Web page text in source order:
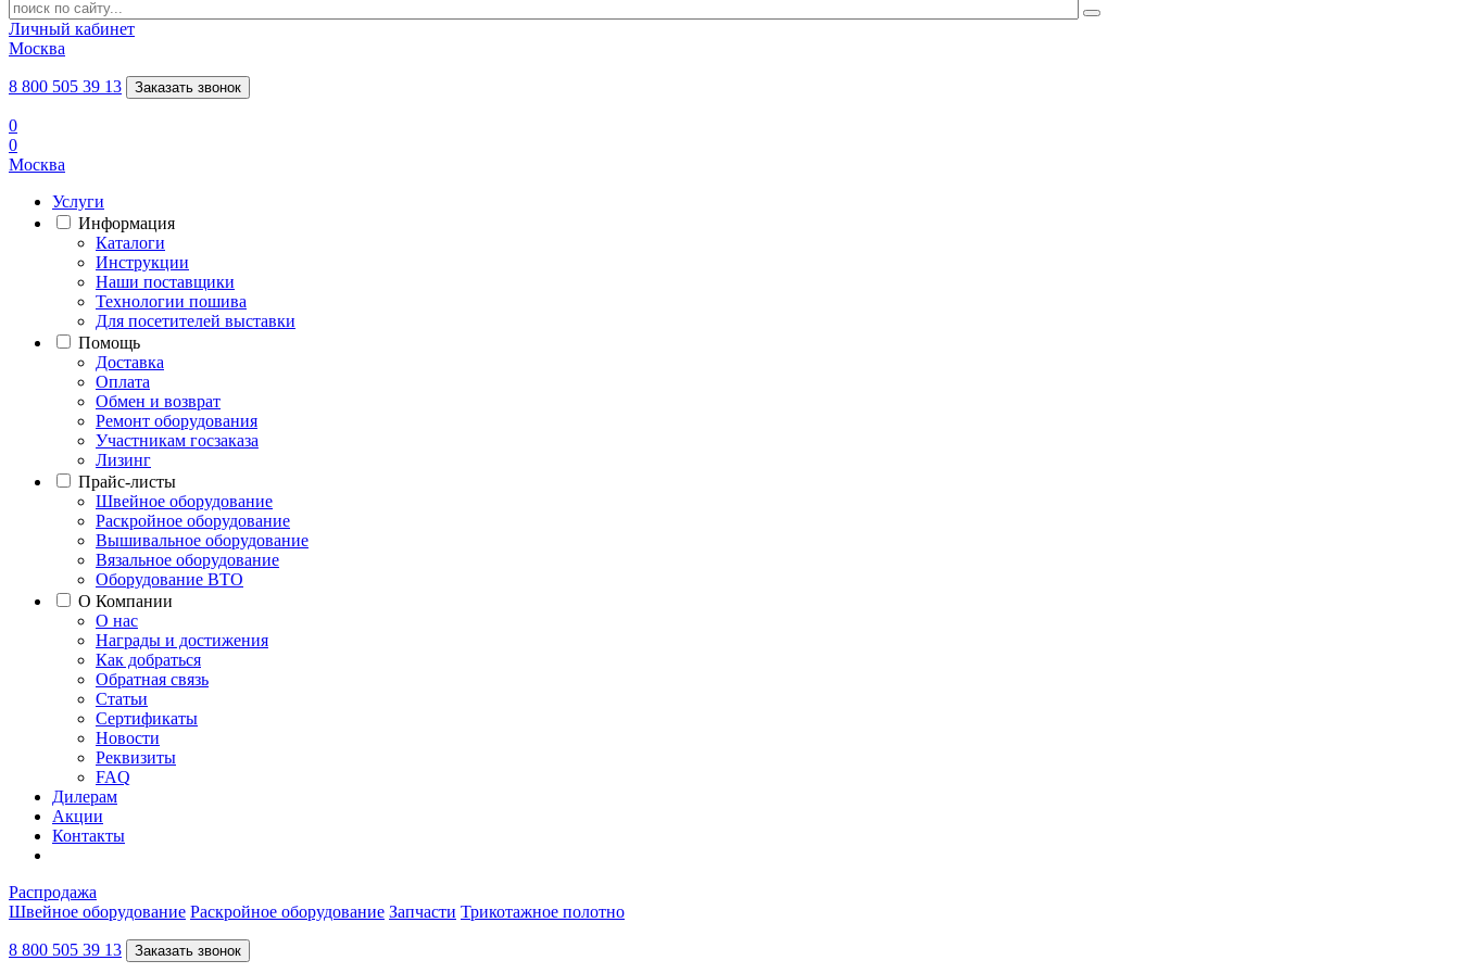
Личный кабинет
Москва
8 800 505 39 13 Заказать звонок
0
0
Москва
Услуги
Информация
Каталоги
Инструкции
Наши поставщики
Технологии пошива
Для посетителей выставки
Помощь
Доставка
Оплата
Обмен и возврат
Ремонт оборудования
Участникам госзаказа
Лизинг
Прайс-листы
Швейное оборудование
Раскройное оборудование
Вышивальное оборудование
Вязальное оборудование
Оборудование ВТО
О Компании
О нас
Награды и достижения
Как добраться
Обратная связь
Статьи
Сертификаты
Новости
Реквизиты
FAQ
Дилерам
Акции
Контакты
Распродажа
Швейное оборудование Раскройное оборудование Запчасти Трикотажное полотно
8 800 505 39 13 Заказать звонок